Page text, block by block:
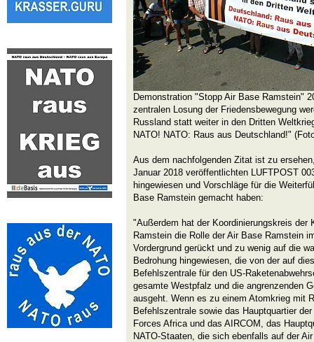
Demonstration "Stopp Air Base Ramstein"
zentralen Losung der Friedensbewegung
Russland statt weiter in den Dritten
NATO! NATO: Raus aus Deutschland!"
Aus dem nachfolgenden Zitat ist zu
Januar 2018 veröffentlichten LUFTPOST
hingewiesen und Vorschläge für die
Base Ramstein gemacht haben:
"Außerdem hat der Koordinierungskreis der
Ramstein die Rolle der Air Base Ramstein
Vordergrund gerückt und zu wenig auf die
Bedrohung hingewiesen, die von der auf
Befehlszentrale für den US-
gesamte Westpfalz und die angrenzenden
ausgeht. Wenn es zu einem Atomkrieg mit
Befehlszentrale sowie das Hauptquartier
Forces Africa und das AIRCOM, das
NATO-Staaten, die sich ebenfalls auf der